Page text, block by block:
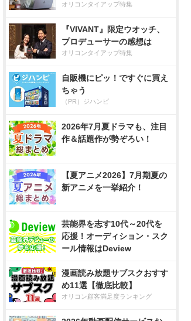
オリコンタイアップ特集
『VIVANT』限定ウオッチ、
プロデューサーの感想は
オリコンタイアップ特集
自販機にピッ！ですぐに買え
ちゃう
（PR）ジハンピ
2026年7月夏ドラマも、注目
作＆話題作が勢ぞろい！
【夏アニメ2026】7月期夏の
新アニメを一挙紹介！
芸能界を志す10代～20代を
応援！オーディション・スク
ール情報はDeview
漫画読み放題サブスクおすす
め11選【徹底比較】
オリコン顧客満足度ランキング